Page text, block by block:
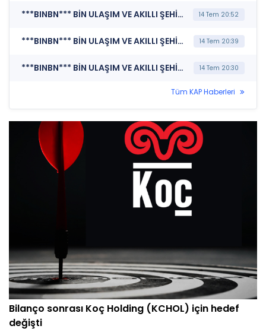
***BINBN*** BİN ULAŞIM VE AKILLI ŞEHİR TEKNOLOJİLERİ A.Ş. (Bağımsız Denetim Kuruluşunun Belirlenmesi) 14 Tem 20:52
***BINBN*** BİN ULAŞIM VE AKILLI ŞEHİR TEKNOLOJİLERİ A.Ş. (Bağımsız Denetim Kuruluşunun Belirlenmesi) 14 Tem 20:39
***BINBN*** BİN ULAŞIM VE AKILLI ŞEHİR TEKNOLOJİLERİ A.Ş. (Kar Payı Dağıtım İşlemlerine İlişkin Bildirim) 14 Tem 20:30
Tüm KAP Haberleri
Bilanço sonrası Koç Holding (KCHOL) için hedef
değişti